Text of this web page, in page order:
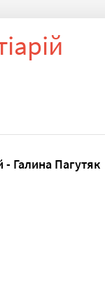
- Галина Пагутяк